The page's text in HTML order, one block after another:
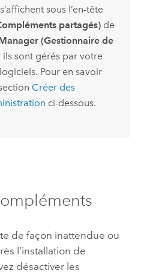
sous l’en-tête
partagés)de
(Gestionnaire de
sont gérés par votre
Pour en savoir
Créer des
ci-dessous.
de façon inattendue ou
l’installation de
désactiver les